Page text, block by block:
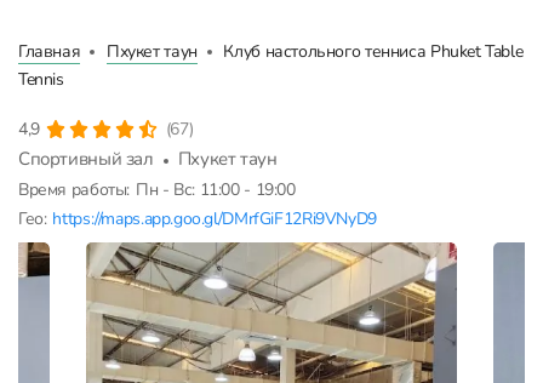
Главная Пхукет таун
Клуб настольного тенниса Phuket Table
Tennis
4,9 (67)
Спортивный зал Пхукет таун
Время работы: Пн - Вс: 11:00 - 19:00
Гео: https://maps.app.goo.gl/DMrfGiF12Ri9VNyD9